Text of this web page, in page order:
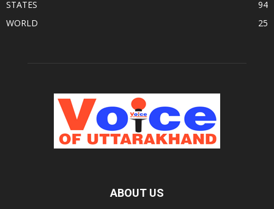
STATES
94
WORLD
25
ABOUT US